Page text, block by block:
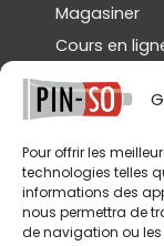
Pour offrir les
technologies telles
informations des
nous permettra de
de navigation ou les
Magasiner
Cours en
Démos
Powertex
SERVICES
Livraison